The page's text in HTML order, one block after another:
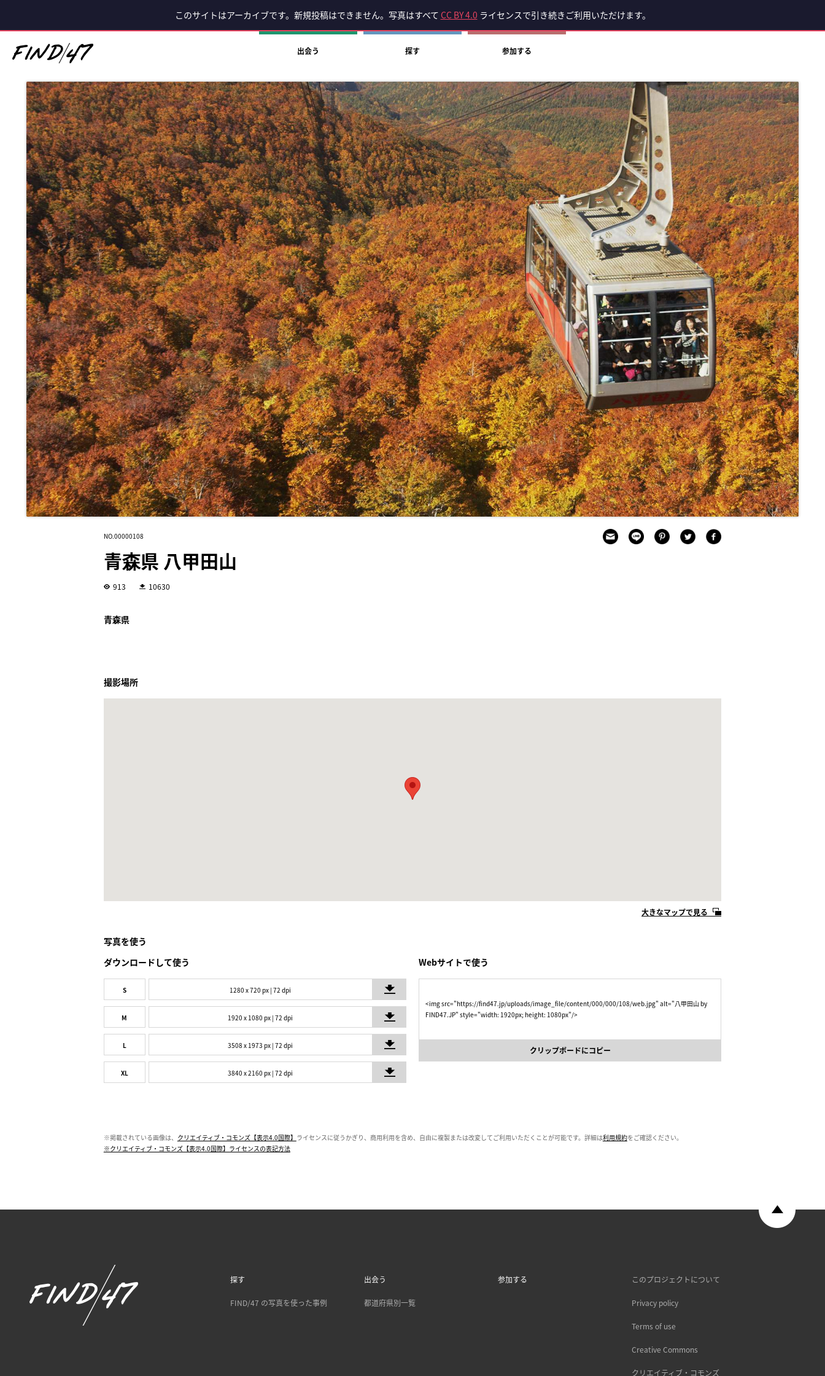
このサイトはアーカイブです。新規投稿はできません。写真はすべて CC BY 4.0 ライセンスで引き続きご利用いただけます。
出会う 探す 参加する
NO.00000108
青森県 八甲田山
913 10630
青森県
撮影場所
大きなマップで見る
写真を使う
ダウンロードして使う
S 1280 x 720 px | 72 dpi
M 1920 x 1080 px | 72 dpi
L 3508 x 1973 px | 72 dpi
XL 3840 x 2160 px | 72 dpi
Webサイトで使う
<img src="https://find47.jp/uploads/image_file/content/000/000/108/web.jpg" alt="八甲田山 by
FIND47.JP" style="width: 1920px; height: 1080px"/>
クリップボードにコピー
※掲載されている画像は、 クリエイティブ・コモンズ【表示4.0国際】 ライセンスに従うかぎり、商用利用を含め、自由に複製または改変してご利用いただくことが可能です。詳細は利用規約をご確認ください。
※クリエイティブ・コモンズ【表示4.0国際】ライセンスの表記方法
探す
FIND/47 の写真を使った事例
出会う
都道府県別一覧
参加する このプロジェクトについて
Privacy policy
Terms of use
Creative Commons
クリエイティブ・コモンズ